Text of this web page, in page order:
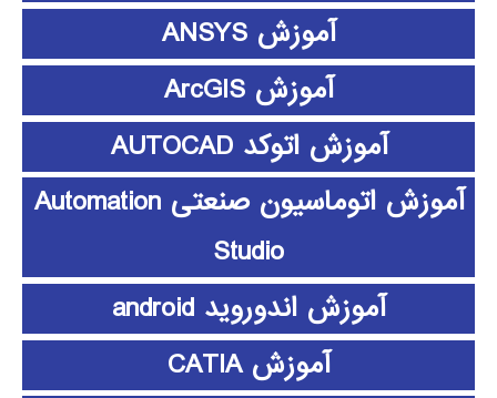
آموزش ANSYS
آموزش ArcGIS
آموزش اتوکد AUTOCAD
آموزش اتوماسیون صنعتی Automation
Studio
آموزش اندوروید android
آموزش CATIA